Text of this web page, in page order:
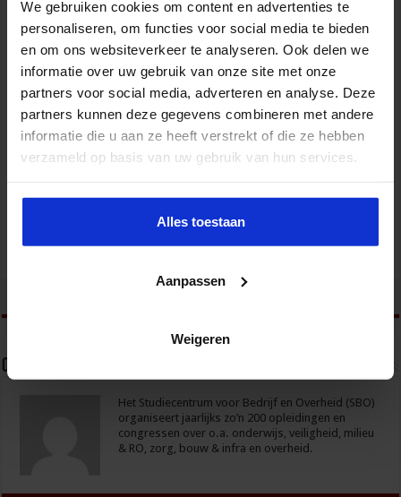
We gebruiken cookies om content en advertenties te
personaliseren, om functies voor social media te bieden
en om ons websiteverkeer te analyseren. Ook delen we
informatie over uw gebruik van onze site met onze
partners voor social media, adverteren en analyse. Deze
partners kunnen deze gegevens combineren met andere
informatie die u aan ze heeft verstrekt of die ze hebben
verzameld op basis van uw gebruik van hun services.
Alles toestaan
Aanpassen
Weigeren
Verkorte opleiding voor de Intern Begeleider
Over sbo
Het Studiecentrum voor Bedrijf en Overheid (SBO)
organiseert jaarlijks zo’n 200 opleidingen en
congressen over o.a. onderwijs, veiligheid, milieu
& RO, zorg, bouw & infra en overheid.